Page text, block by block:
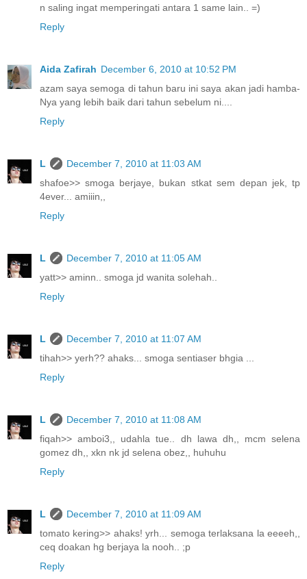
n saling ingat memperingati antara 1 same lain.. =)
Reply
Aida Zafirah December 6, 2010 at 10:52 PM
azam saya semoga di tahun baru ini saya akan jadi hamba-
Nya yang lebih baik dari tahun sebelum ni....
Reply
L
December 7, 2010 at 11:03 AM
shafoe>> smoga berjaye, bukan stkat sem depan jek, tp
4ever... amiiin,,
Reply
L
December 7, 2010 at 11:05 AM
yatt>> aminn.. smoga jd wanita solehah..
Reply
L
December 7, 2010 at 11:07 AM
tihah>> yerh?? ahaks... smoga sentiaser bhgia ...
Reply
L
December 7, 2010 at 11:08 AM
fiqah>> amboi3,, udahla tue.. dh lawa dh,, mcm selena
gomez dh,, xkn nk jd selena obez,, huhuhu
Reply
L
December 7, 2010 at 11:09 AM
tomato kering>> ahaks! yrh... semoga terlaksana la eeeeh,,
ceq doakan hg berjaya la nooh.. ;p
Reply